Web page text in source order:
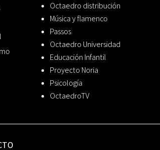
Octaedro distribución
Música y flamenco
Passos
Octaedro Universidad
Educación Infantil
Proyecto Noria
Psicología
OctaedroTV